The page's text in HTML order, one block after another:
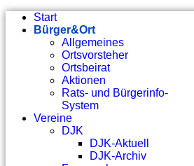
Start
Bürger&Ort
Allgemeines
Ortsvorsteher
Ortsbeirat
Aktionen
Rats- und Bürgerinfo-
System
Vereine
DJK
DJK-Aktuell
DJK-Archiv